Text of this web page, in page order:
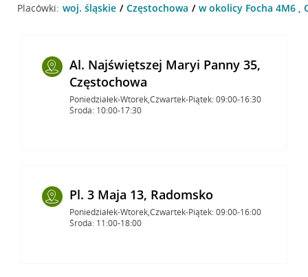
Placówki: woj. śląskie Częstochowa w okolicy Focha 4M6 ,
Al. Najświętszej Maryi Panny 35,
Częstochowa
Poniedziałek-Wtorek,Czwartek-Piątek: 09:00-16:30
Środa: 10:00-17:30
Pl. 3 Maja 13, Radomsko
Poniedziałek-Wtorek,Czwartek-Piątek: 09:00-16:00
Środa: 11:00-18:00